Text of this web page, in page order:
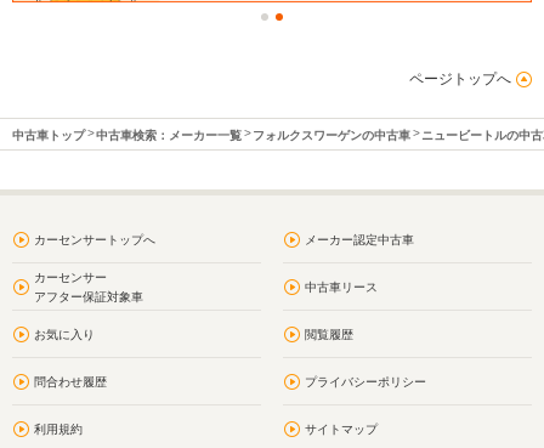
ページトップへ
中古車トップ 中古車検索：メーカー一覧 フォルクスワーゲンの中古車 ニュービートルの中
カーセンサートップへ メーカー認定中古車
カーセンサー
アフター保証対象車
中古車リース
お気に入り 閲覧履歴
問合わせ履歴 プライバシーポリシー
利用規約 サイトマップ